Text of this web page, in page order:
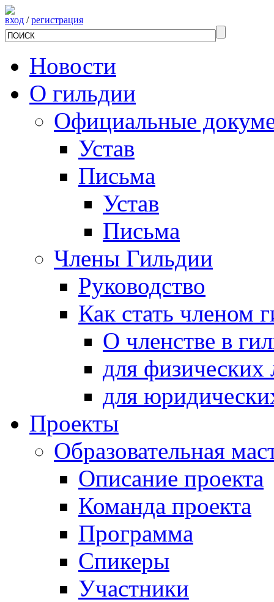
вход /регистрация
Новости
О гильдии
Официальные
Устав
Письма
Устав
Письма
Члены Гильдии
Руководство
Как стать членом
О членстве в
для физических
для
Проекты
Образовательная
Описание проекта
Команда проекта
Программа
Спикеры
Участники